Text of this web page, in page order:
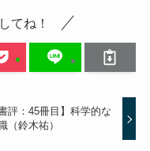
てね！
書評：45冊目】科学的な
（鈴木祐）